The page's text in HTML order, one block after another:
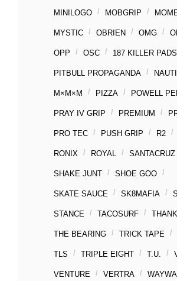
MINILOGO MOBGRIP
MYSTIC OBRIEN OMG
OPP OSC 187 KILLER PADS
PITBULL PROPAGANDA
M×M×M PIZZA POWELL
PRAY IV GRIP PREMIUM
PRO TEC PUSH GRIP R2
RONIX ROYAL SANTACRUZ
SHAKE JUNT SHOE GOO
SKATE SAUCE SK8MAFIA
STANCE TACOSURF
THE BEARING TRICK TAPE
TLS TRIPLE EIGHT T.U.
VENTURE VERTRA